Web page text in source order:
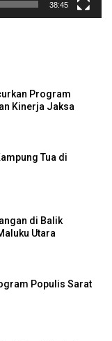
38:45
Program
Kinerja Jaksa
Tua di
di Balik
Utara
Populis Sarat